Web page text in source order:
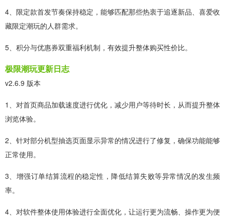
4、限定款首发节奏保持稳定，能够匹配那些热衷于追逐新品、喜爱收
藏限定潮玩的人群需求。
5、积分与优惠券双重福利机制，有效提升整体购买性价比。
极限潮玩更新日志
v2.6.9 版本
1、对首页商品加载速度进行优化，减少用户等待时长，从而提升整体
浏览体验。
2、针对部分机型抽选页面显示异常的情况进行了修复，确保功能能够
正常使用。
3、增强订单结算流程的稳定性，降低结算失败等异常情况的发生频
率。
4、对软件整体使用体验进行全面优化，让运行更为流畅、操作更为便